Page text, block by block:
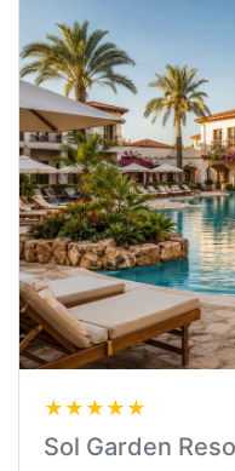
★★★★★
Sol Garden